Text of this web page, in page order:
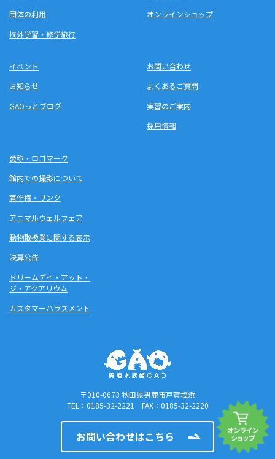
団体の利用
校外学習・修学旅行
オンラインショップ
イベント
お知らせ
GAOっとブログ
お問い合わせ
よくあるご質問
実習のご案内
採用情報
愛称・ロゴマーク
館内での撮影について
著作権・リンク
アニマルウェルフェア
動物取扱業に関する表示
決算公告
ドリームデイ・アット・
ジ・アクアリウム
カスタマーハラスメント
〒010-0673 秋田県男鹿市戸賀塩浜
TEL：0185-32-2221 FAX：0185-32-2220
お問い合わせはこちら